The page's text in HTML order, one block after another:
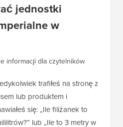
jednostki
w
informacji dla czytelników
trafiłeś na stronę z
lub produktem i
się: „Ile filiżanek to
lub „Ile to 3 metry w